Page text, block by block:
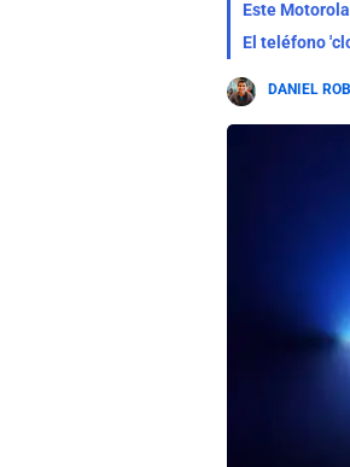
El teléfono
DANIEL